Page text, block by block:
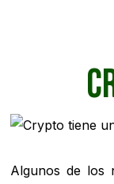
Algunos de los